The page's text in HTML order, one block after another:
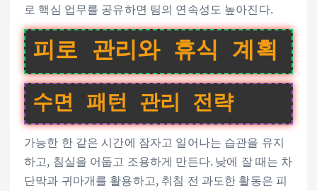
로 핵심 업무를 공유하면 팀의 연속성도 높아진다.
피로 관리와 휴식 계획
수면 패턴 관리 전략
가능한 한 같은 시간에 잠자고 일어나는 습관을 유지
하고, 침실을 어둡고 조용하게 만든다. 낮에 잘 때는 차
단막과 귀마개를 활용하고, 취침 전 과도한 활동은 피